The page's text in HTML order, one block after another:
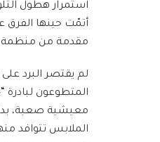
استمرار هطول
مقدمة من منظمة
لم يقتصر البرد
المتطوعون لبادرة
معيشية صعبة،
الملابس تتوافد منهم ،خلال